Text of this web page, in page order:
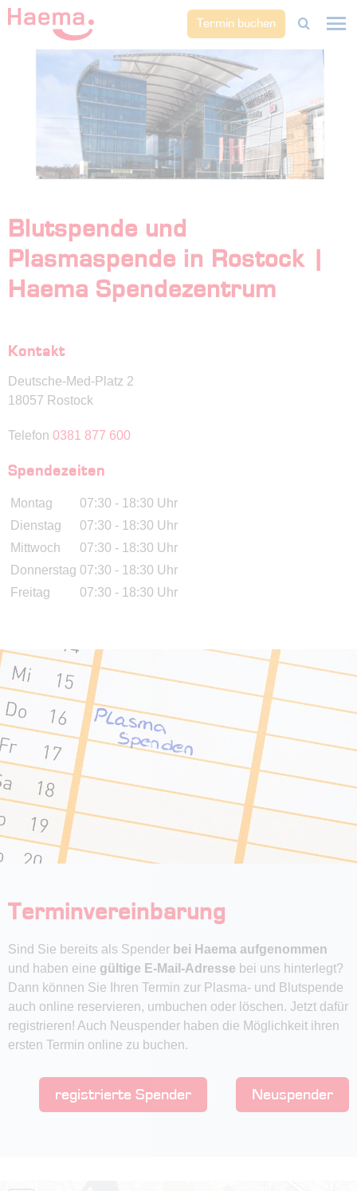
Termin buchen
Blutspende und
Plasmaspende in Rostock |
Haema Spendezentrum
Kontakt
Deutsche-Med-Platz 2
18057 Rostock
Telefon 0381 877 600
Spendezeiten
Montag
07:30 - 18:30 Uhr
Dienstag
07:30 - 18:30 Uhr
Mittwoch
07:30 - 18:30 Uhr
Donnerstag 07:30 - 18:30 Uhr
Freitag
07:30 - 18:30 Uhr
Terminvereinbarung
Sind Sie bereits als Spender bei Haema aufgenommen
und haben eine gültige E-Mail-Adresse bei uns hinterlegt?
Dann können Sie Ihren Termin zur Plasma- und Blutspende
auch online reservieren, umbuchen oder löschen. Jetzt dafür
registrieren! Auch Neuspender haben die Möglichkeit ihren
ersten Termin online zu buchen.
registrierte Spender Neuspender